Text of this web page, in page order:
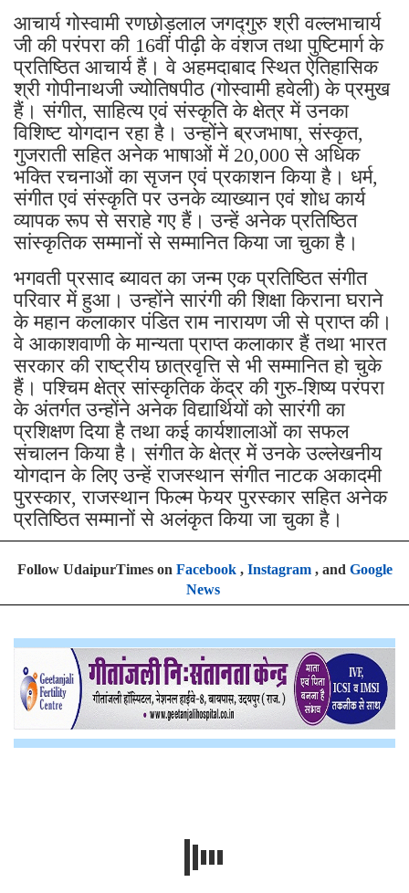
आचार्य गोस्वामी रणछोड़लाल जगद्गुरु श्री वल्लभाचार्य
जी की परंपरा की 16वीं पीढ़ी के वंशज तथा पुष्टिमार्ग के
प्रतिष्ठित आचार्य हैं। वे अहमदाबाद स्थित ऐतिहासिक
श्री गोपीनाथजी ज्योतिषपीठ (गोस्वामी हवेली) के प्रमुख
हैं। संगीत, साहित्य एवं संस्कृति के क्षेत्र में उनका
विशिष्ट योगदान रहा है। उन्होंने ब्रजभाषा, संस्कृत,
गुजराती सहित अनेक भाषाओं में 20,000 से अधिक
भक्ति रचनाओं का सृजन एवं प्रकाशन किया है। धर्म,
संगीत एवं संस्कृति पर उनके व्याख्यान एवं शोध कार्य
व्यापक रूप से सराहे गए हैं। उन्हें अनेक प्रतिष्ठित
सांस्कृतिक सम्मानों से सम्मानित किया जा चुका है।
भगवती प्रसाद ब्यावत का जन्म एक प्रतिष्ठित संगीत
परिवार में हुआ। उन्होंने सारंगी की शिक्षा किराना घराने
के महान कलाकार पंडित राम नारायण जी से प्राप्त की।
वे आकाशवाणी के मान्यता प्राप्त कलाकार हैं तथा भारत
सरकार की राष्ट्रीय छात्रवृत्ति से भी सम्मानित हो चुके
हैं। पश्चिम क्षेत्र सांस्कृतिक केंद्र की गुरु-शिष्य परंपरा
के अंतर्गत उन्होंने अनेक विद्यार्थियों को सारंगी का
प्रशिक्षण दिया है तथा कई कार्यशालाओं का सफल
संचालन किया है। संगीत के क्षेत्र में उनके उल्लेखनीय
योगदान के लिए उन्हें राजस्थान संगीत नाटक अकादमी
पुरस्कार, राजस्थान फिल्म फेयर पुरस्कार सहित अनेक
प्रतिष्ठित सम्मानों से अलंकृत किया जा चुका है।
Follow UdaipurTimes on Facebook, Instagram, and Google
News